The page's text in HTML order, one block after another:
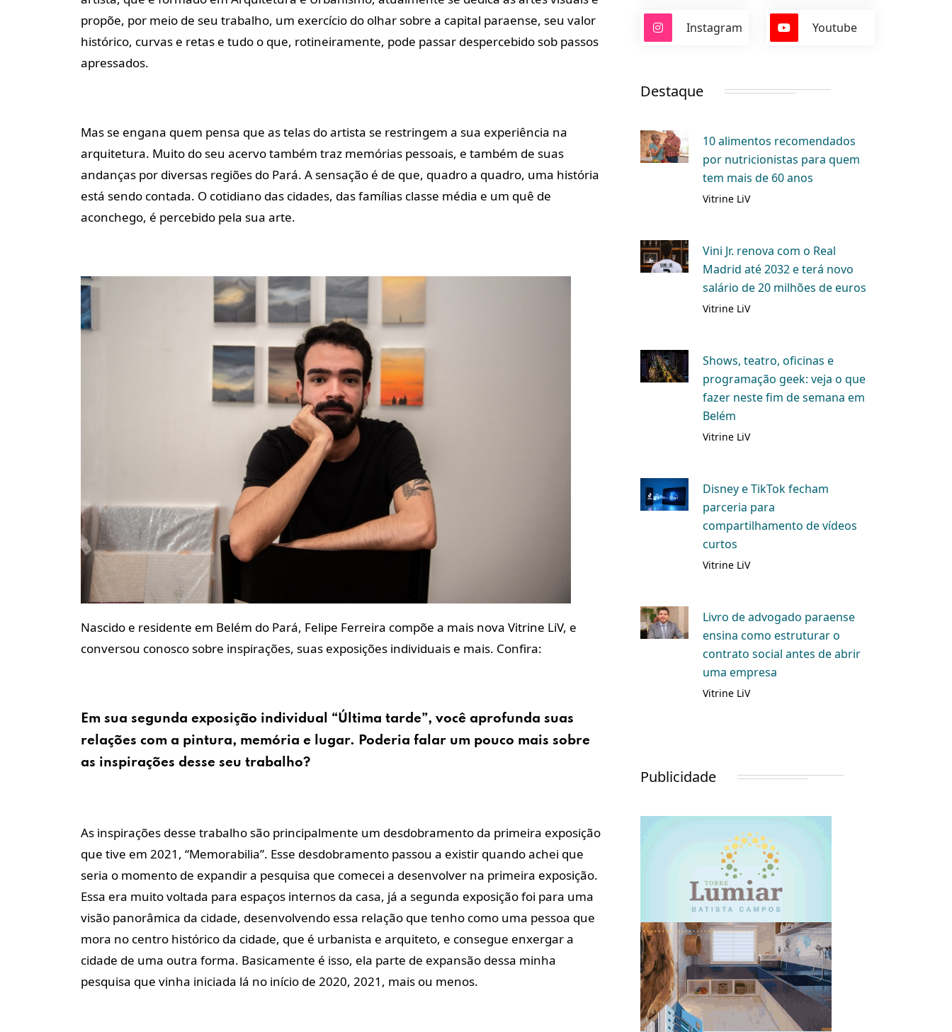
propõe, por meio de seu trabalho, um exercício do olhar sobre a capital paraense, seu valor
histórico, curvas e retas e tudo o que, rotineiramente, pode passar despercebido sob passos
apressados.
Mas se engana quem pensa que as telas do artista se restringem a sua experiência na
arquitetura. Muito do seu acervo também traz memórias pessoais, e também de suas
andanças por diversas regiões do Pará. A sensação é de que, quadro a quadro, uma história
está sendo contada. O cotidiano das cidades, das famílias classe média e um quê de
aconchego, é percebido pela sua arte.
Nascido e residente em Belém do Pará, Felipe Ferreira compõe a mais nova Vitrine LiV, e
conversou conosco sobre inspirações, suas exposições individuais e mais. Confira:
Em sua segunda exposição individual “Última tarde”, você aprofunda suas
relações com a pintura, memória e lugar. Poderia falar um pouco mais sobre
as inspirações desse seu trabalho?
As inspirações desse trabalho são principalmente um desdobramento da primeira exposição
que tive em 2021, “Memorabilia”. Esse desdobramento passou a existir quando achei que
seria o momento de expandir a pesquisa que comecei a desenvolver na primeira exposição.
Essa era muito voltada para espaços internos da casa, já a segunda exposição foi para uma
visão panorâmica da cidade, desenvolvendo essa relação que tenho como uma pessoa que
mora no centro histórico da cidade, que é urbanista e arquiteto, e consegue enxergar a
cidade de uma outra forma. Basicamente é isso, ela parte de expansão dessa minha
pesquisa que vinha iniciada lá no início de 2020, 2021, mais ou menos.
Instagram Youtube
Destaque
10 alimentos recomendados
por nutricionistas para quem
tem mais de 60 anos
Vitrine LiV
Vini Jr. renova com o Real
Madrid até 2032 e terá novo
salário de 20 milhões de euros
Vitrine LiV
Shows, teatro, oficinas e
programação geek: veja o que
fazer neste fim de semana em
Belém
Vitrine LiV
Disney e TikTok fecham
parceria para
compartilhamento de vídeos
curtos
Vitrine LiV
Livro de advogado paraense
ensina como estruturar o
contrato social antes de abrir
uma empresa
Vitrine LiV
Publicidade